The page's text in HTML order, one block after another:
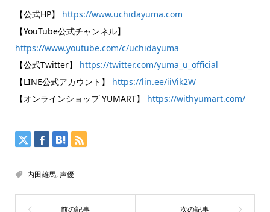
【公式HP】 https://www.uchidayuma.com
【YouTube公式チャンネル】
https://www.youtube.com/c/uchidayuma
【公式Twitter】 https://twitter.com/yuma_u_official
【LINE公式アカウント】 https://lin.ee/iiVik2W
【オンラインショップ YUMART】 https://withyumart.com/
内田雄馬,声優